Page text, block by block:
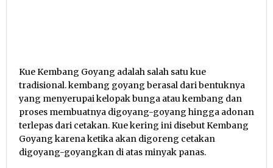
Kue Kembang Goyang adalah salah satu kue
tradisional. kembang goyang berasal dari bentuknya
yang menyerupai kelopak bunga atau kembang dan
proses membuatnya digoyang-goyang hingga adonan
terlepas dari cetakan. Kue kering ini disebut Kembang
Goyang karena ketika akan digoreng cetakan
digoyang-goyangkan di atas minyak panas.